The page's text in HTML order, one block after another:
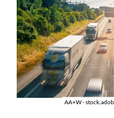
AA+W -